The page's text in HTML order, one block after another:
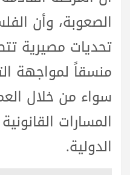
الصعوبة، وأن
تحديات مصيرية
منسقاً لمواجهة
سواء من خلال
المسارات
الدولية.